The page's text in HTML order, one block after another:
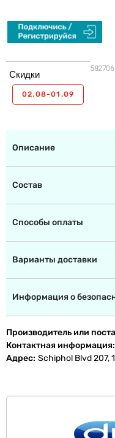
582706
Скидки
02.08-01.09
Описание
Состав
Способы оплаты
Варианты доставки
Информация о
Производитель или
Контактная информация
Адрес Schiphol Blvd 207,